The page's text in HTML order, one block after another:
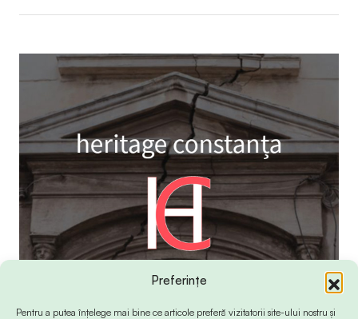
Preferințe
Pentru a putea înțelege mai bine ce articole preferă vizitatorii site-ului nostru și